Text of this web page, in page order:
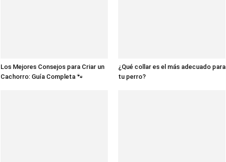
Los Mejores Consejos para Criar un
Cachorro: Guía Completa 🐾
¿Qué collar es el más adecuado para
tu perro?